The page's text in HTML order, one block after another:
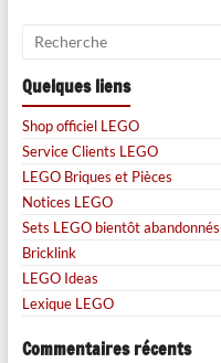
Quelques liens
Shop officiel LEGO
Service Clients LEGO
LEGO Briques et Pièces
Notices LEGO
Sets LEGO bientôt abandonnés
Bricklink
LEGO Ideas
Lexique LEGO
Commentaires récents